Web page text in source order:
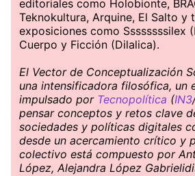
editoriales como Holobionte,
Teknokultura, Arquine, El Salto y
exposiciones como Ssssssssilex
Cuerpo y Ficción (Dilalica).
El Vector de Conceptualización
una intensificadora filosófica, un
impulsado por Tecnopolítica (IN3
pensar conceptos y retos clave
sociedades y políticas digitales
desde un acercamiento crítico y
colectivo está compuesto por
López, Alejandra López